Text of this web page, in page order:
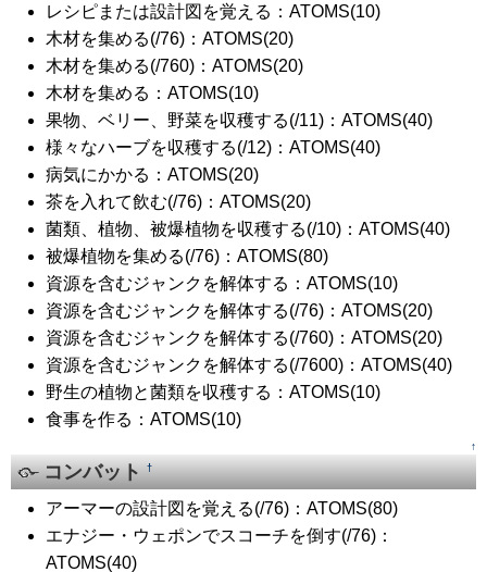
レシピまたは設計図を覚える：ATOMS(10)
木材を集める(/76)：ATOMS(20)
木材を集める(/760)：ATOMS(20)
木材を集める：ATOMS(10)
果物、ベリー、野菜を収穫する(/11)：ATOMS(40)
様々なハーブを収穫する(/12)：ATOMS(40)
病気にかかる：ATOMS(20)
茶を入れて飲む(/76)：ATOMS(20)
菌類、植物、被爆植物を収穫する(/10)：ATOMS(40)
被爆植物を集める(/76)：ATOMS(80)
資源を含むジャンクを解体する：ATOMS(10)
資源を含むジャンクを解体する(/76)：ATOMS(20)
資源を含むジャンクを解体する(/760)：ATOMS(20)
資源を含むジャンクを解体する(/7600)：ATOMS(40)
野生の植物と菌類を収穫する：ATOMS(10)
食事を作る：ATOMS(10)
↑
コンバット†
アーマーの設計図を覚える(/76)：ATOMS(80)
エナジー・ウェポンでスコーチを倒す(/76)：
ATOMS(40)